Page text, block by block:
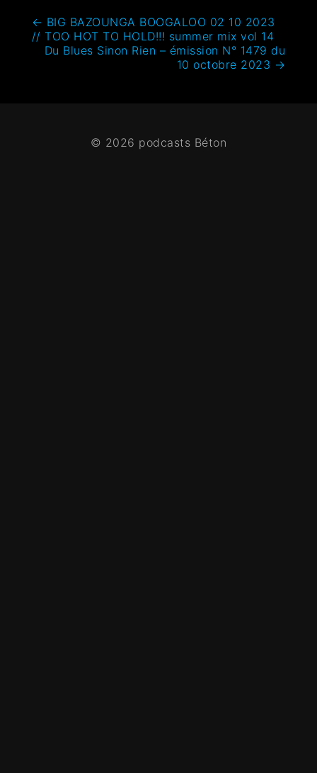
← BIG BAZOUNGA BOOGALOO 02 10 2023
// TOO HOT TO HOLD!!! summer mix vol 14
Du Blues Sinon Rien – émission N° 1479 du
10 octobre 2023 →
© 2026 podcasts Béton